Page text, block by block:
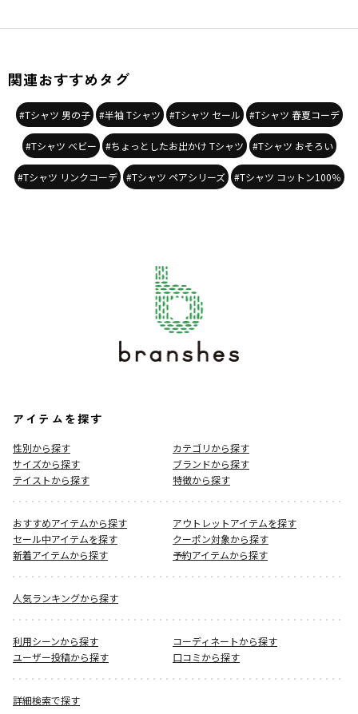
関連おすすめタグ
#Tシャツ 男の子 #半袖 Tシャツ #Tシャツ セール #Tシャツ 春夏コーデ
#Tシャツ ベビー #ちょっとしたお出かけ Tシャツ #Tシャツ おそろい
#Tシャツ リンクコーデ #Tシャツ ペアシリーズ #Tシャツ コットン100％
アイテムを探す
性別から探す
カテゴリから探す
サイズから探す
ブランドから探す
テイストから探す
特徴から探す
おすすめアイテムから探す
アウトレットアイテムを探す
セール中アイテムを探す
クーポン対象から探す
新着アイテムから探す
予約アイテムから探す
人気ランキングから探す
利用シーンから探す
コーディネートから探す
ユーザー投稿から探す
口コミから探す
詳細検索で探す